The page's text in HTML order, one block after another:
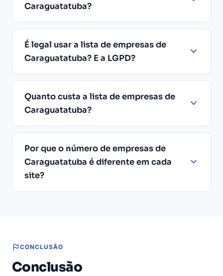
Caraguatatuba?
É legal usar a lista de empresas de
Caraguatatuba? E a LGPD?
Quanto custa a lista de empresas de
Caraguatatuba?
Por que o número de empresas de
Caraguatatuba é diferente em cada
site?
CONCLUSÃO
Conclusão